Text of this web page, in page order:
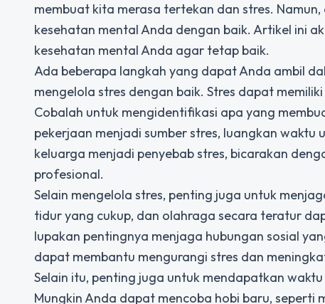
membuat kita merasa tertekan dan stres.
kesehatan mental Anda dengan baik. Artikel ini
kesehatan mental Anda agar tetap baik.
Ada beberapa langkah yang dapat Anda ambil
mengelola stres dengan baik. Stres dapat
Cobalah untuk mengidentifikasi apa yang
pekerjaan menjadi sumber stres, luangkan
keluarga menjadi penyebab stres, bicarakan
profesional.
Selain mengelola stres, penting juga untuk
tidur yang cukup, dan olahraga secara teratur
lupakan pentingnya menjaga hubungan sosial
dapat membantu mengurangi stres dan
Selain itu, penting juga untuk mendapatkan
Mungkin Anda dapat mencoba hobi baru,